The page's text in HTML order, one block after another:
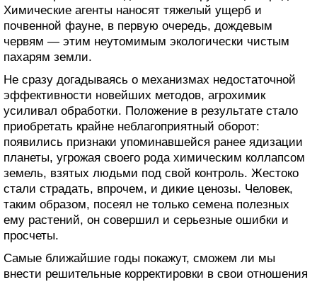
Химические агенты наносят тяжелый ущерб и
почвенной фауне, в первую очередь, дождевым
червям — этим неутомимым экологически чистым
пахарям земли.
Не сразу догадываясь о механизмах недостаточной
эффективности новейших методов, агрохимик
усиливал обработки. Положение в результате стало
приобретать крайне неблагоприятный оборот:
появились признаки упоминавшейся ранее ядизации
планеты, угрожая своего рода химическим коллапсом
земель, взятых людьми под свой контроль. Жестоко
стали страдать, впрочем, и дикие ценозы. Человек,
таким образом, посеял не только семена полезных
ему растений, он совершил и серьезные ошибки и
просчеты.
Самые ближайшие годы покажут, сможем ли мы
внести решительные корректировки в свои отношения